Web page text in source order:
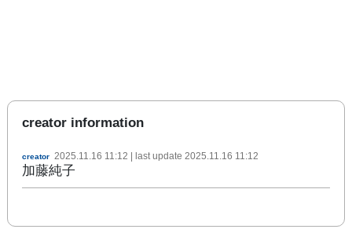
creator information
creator 2025.11.16 11:12 | last update 2025.11.16 11:12
加藤純子